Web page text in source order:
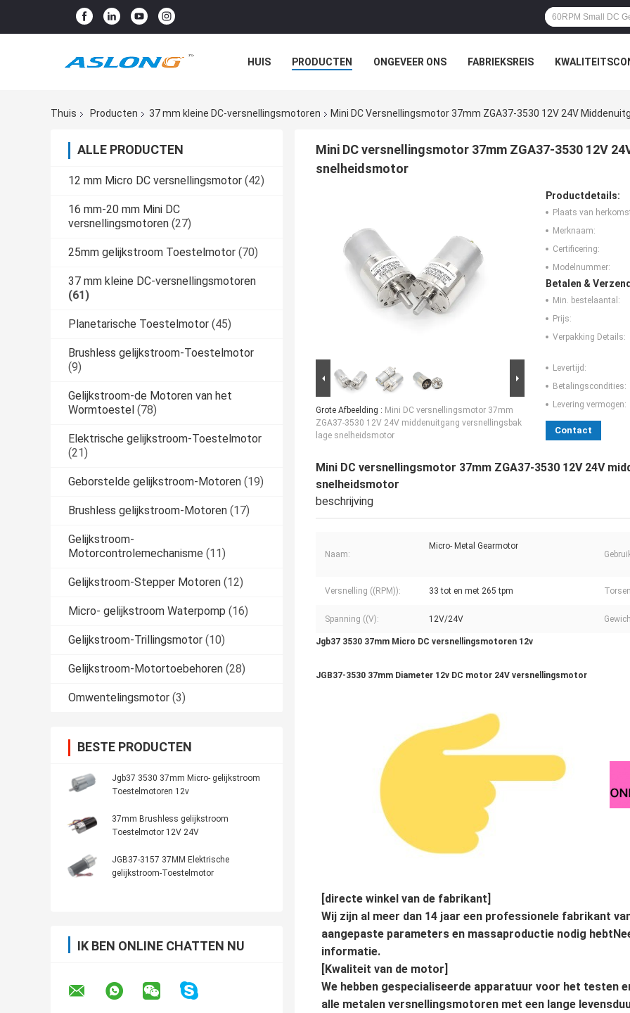
HUIS PRODUCTEN ONGEVEER ONS FABRIEKSREIS
Thuis Producten 37 mm kleine DC-versnellingsmotoren Mini DC Versnellingsmotor 37mm ZGA37-3530 12V 24V
ALLE PRODUCTEN
12 mm Micro DC versnellingsmotor (42)
16 mm-20 mm Mini DC
versnellingsmotoren (27)
25mm gelijkstroom Toestelmotor (70)
37 mm kleine DC-versnellingsmotoren
(61)
Planetarische Toestelmotor (45)
Brushless gelijkstroom-Toestelmotor
(9)
Gelijkstroom-de Motoren van het
Wormtoestel (78)
Elektrische gelijkstroom-Toestelmotor
(21)
Geborstelde gelijkstroom-Motoren (19)
Brushless gelijkstroom-Motoren (17)
Gelijkstroom-
Motorcontrolemechanisme (11)
Gelijkstroom-Stepper Motoren (12)
Micro- gelijkstroom Waterpomp (16)
Gelijkstroom-Trillingsmotor (10)
Gelijkstroom-Motortoebehoren (28)
Omwentelingsmotor (3)
BESTE PRODUCTEN
Jgb37 3530 37mm Micro- gelijkstroom
Toestelmotoren 12v
37mm Brushless gelijkstroom
Toestelmotor 12V 24V
JGB37-3157 37MM Elektrische
gelijkstroom-Toestelmotor
IK BEN ONLINE CHATTEN NU
Mini DC versnellingsmotor 37mm ZGA37-3530 12V
snelheidsmotor
Grote Afbeelding : Mini DC versnellingsmotor 37mm
ZGA37-3530 12V 24V middenuitgang versnellingsbak
lage snelheidsmotor
Productdetails:
Plaats van
Merknaam:
Certificering:
Modelnummer:
Betalen &
Min. bestelaantal:
Prijs:
Verpakking Details:
Levertijd:
Betalingscondities:
Levering vermogen:
Contact
Mini DC versnellingsmotor 37mm ZGA37-3530 12V 24V
snelheidsmotor
beschrijving
Naam:
Micro- Metal Gearmotor
Versnelling ((RPM)): 33 tot en met 265 tpm
Spanning ((V): 12V/24V
Jgb37 3530 37mm Micro DC versnellingsmotoren 12v
JGB37-3530 37mm Diameter 12v DC motor 24V versnellingsmotor
[directe winkel van de fabrikant]
Wij zijn al meer dan 14 jaar een professionele fabrikant
aangepaste parameters en massaproductie nodig
informatie.
[Kwaliteit van de motor]
We hebben gespecialiseerde apparatuur voor het testen
alle metalen versnellingsmotoren met een lange